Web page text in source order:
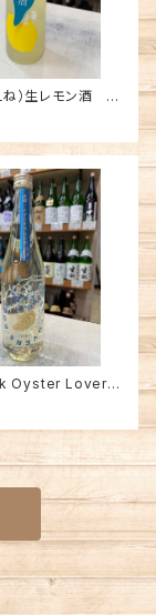
ね）生レモン酒 72
Oyster Lovers